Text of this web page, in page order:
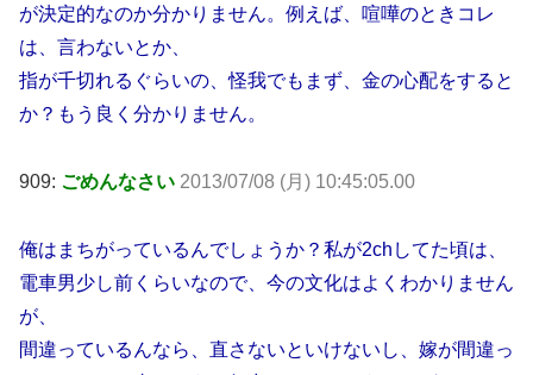
が決定的なのか分かりません。例えば、喧嘩のときコレ
は、言わないとか、
指が千切れるぐらいの、怪我でもまず、金の心配をすると
か？もう良く分かりません。
909: ごめんなさい 2013/07/08 (月) 10:45:05.00
俺はまちがっているんでしょうか？私が2chしてた頃は、
電車男少し前くらいなので、今の文化はよくわかりません
が、
間違っているんなら、直さないといけないし、嫁が間違っ